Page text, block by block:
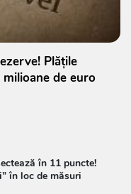
Plățile
de euro
în 11 puncte!
în loc de măsuri